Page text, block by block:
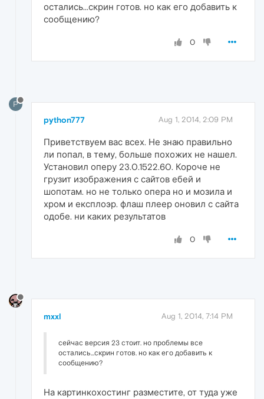
остались...скрин готов. но как его добавить к
сообщению?
0
P
python777 Aug 1, 2014, 2:09 PM
Приветствуем вас всех. Не знаю правильно
ли попал, в тему, больше похожих не нашел.
Установил оперу 23.0.1522.60. Короче не
грузит изображения с сайтов ебей и
шопотам. но не только опера но и мозила и
хром и експлоэр. флаш плеер оновил с сайта
одобе. ни каких результатов
0
mxxl Aug 1, 2014, 7:14 PM
сейчас версия 23 стоит. но проблемы все
остались...скрин готов. но как его добавить к
сообщению?
На картинкохостинг разместите, от туда уже